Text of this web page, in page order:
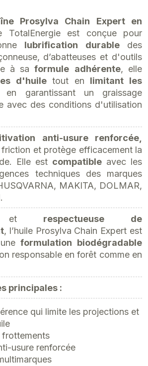
Prosylva Chain Expert en
est conçue pour
lubrification durable des
d’abatteuses et d'outils
à saformule adhérente, elle
d'huiletout en limitant les
garantissant un graissage
avec des conditions d'utilisation
anti-usure renforcée,
friction et protège efficacement la
Elle est compatible avec les
techniques des marques
MAKITA, DOLMAR,
et respectueuse de
, l’huile Prosylva Chain Expert est
formulation biodégradable
responsable en forêt comme en
principales :
qui limite les projections et
frottements
usure renforcée